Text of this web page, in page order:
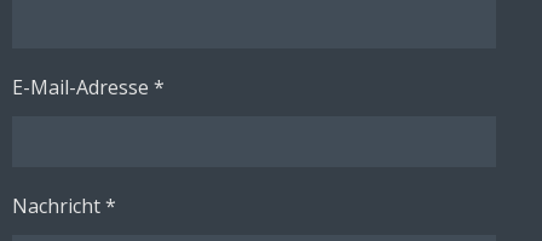
E-Mail-Adresse *
Nachricht *